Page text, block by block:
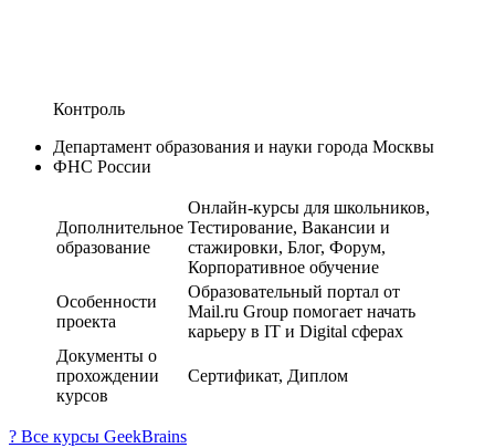
Контроль
Департамент образования и науки города Москвы
ФНС России
Дополнительное
образование
Онлайн-курсы для школьников,
Тестирование, Вакансии и
стажировки, Блог, Форум,
Корпоративное обучение
Особенности
проекта
Образовательный портал от
Mail.ru Group помогает начать
карьеру в IT и Digital сферах
Документы о
прохождении
курсов
Сертификат, Диплом
? Все курсы GeekBrains